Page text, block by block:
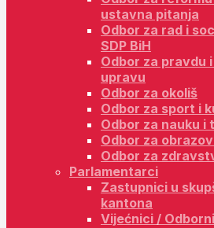
ustavna pitanja
Odbor za rad i
SDP BiH
Odbor za pravdu
upravu
Odbor za okoliš
Odbor za sport i
Odbor za nauku i
Odbor za
Odbor za
Parlamentarci
Zastupnici u
kantona
Vijećnici /